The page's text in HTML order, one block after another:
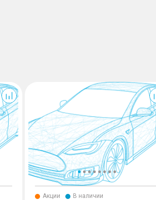
Акции В наличии